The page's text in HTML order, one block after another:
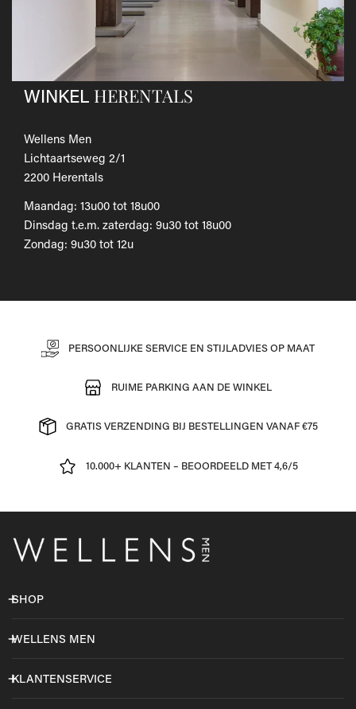
Als je het wilt omruilen voor een ander artikel, dien je een
nieuwe bestelling te plaatsen.
Voor onze uitgebreide beleid betreffende verzenden en
retourneren, raadpleeg onze Veelgestelde vragen
WINKEL HERENTALS
Wellens Men
Lichtaartseweg 2/1
2200 Herentals
Maandag: 13u00 tot 18u00
Dinsdag t.e.m. zaterdag: 9u30 tot 18u00
Zondag: 9u30 tot 12u
PERSOONLIJKE SERVICE EN STIJLADVIES OP MAAT
RUIME PARKING AAN DE WINKEL
GRATIS VERZENDING BIJ BESTELLINGEN VANAF €75
10.000+ KLANTEN – BEOORDEELD MET 4,6/5
SHOP
WELLENS MEN
KLANTENSERVICE